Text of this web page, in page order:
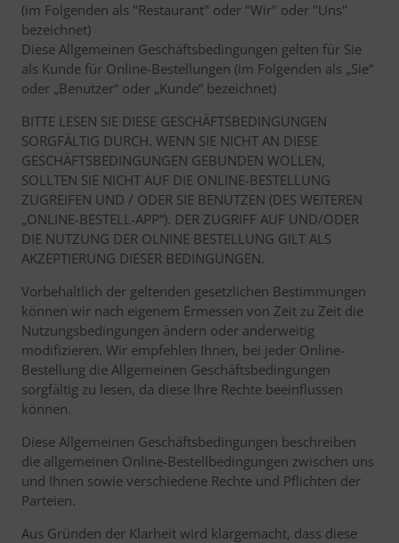
(im Folgenden als "Restaurant" oder "Wir" oder "Uns"
bezeichnet)
Diese Allgemeinen Geschäftsbedingungen gelten für Sie
als Kunde für Online-Bestellungen (im Folgenden als „Sie“
oder „Benutzer“ oder „Kunde“ bezeichnet)
BITTE LESEN SIE DIESE GESCHÄFTSBEDINGUNGEN
SORGFÄLTIG DURCH. WENN SIE NICHT AN DIESE
GESCHÄFTSBEDINGUNGEN GEBUNDEN WOLLEN,
SOLLTEN SIE NICHT AUF DIE ONLINE-BESTELLUNG
ZUGREIFEN UND / ODER SIE BENUTZEN (DES WEITEREN
„ONLINE-BESTELL-APP“). DER ZUGRIFF AUF UND/ODER
DIE NUTZUNG DER OLNINE BESTELLUNG GILT ALS
AKZEPTIERUNG DIESER BEDINGUNGEN.
Vorbehaltlich der geltenden gesetzlichen Bestimmungen
können wir nach eigenem Ermessen von Zeit zu Zeit die
Nutzungsbedingungen ändern oder anderweitig
modifizieren. Wir empfehlen Ihnen, bei jeder Online-
Bestellung die Allgemeinen Geschäftsbedingungen
sorgfältig zu lesen, da diese Ihre Rechte beeinflussen
können.
Diese Allgemeinen Geschäftsbedingungen beschreiben
die allgemeinen Online-Bestellbedingungen zwischen uns
und Ihnen sowie verschiedene Rechte und Pflichten der
Parteien.
Aus Gründen der Klarheit wird klargemacht, dass diese